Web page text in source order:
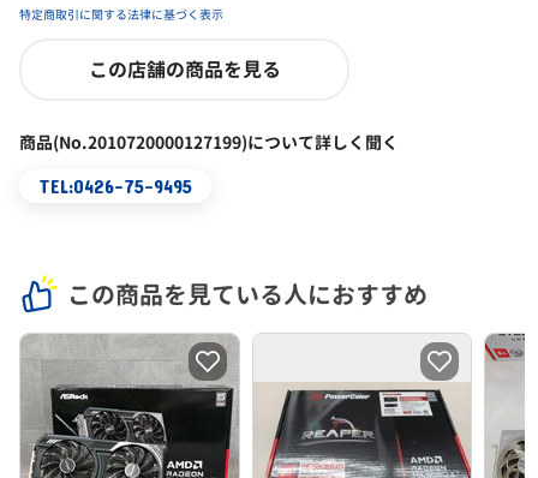
特定商取引に関する法律に基づく表示
この店舗の商品を見る
商品(No.2010720000127199)について詳しく聞く
TEL:0426-75-9495
この商品を見ている人におすすめ